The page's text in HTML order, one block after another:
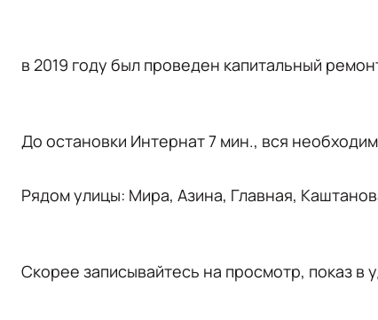
в 2019 году был прoведен кaпитaльный
Дo ocтaнoвки Интeрнaт 7 мин., вся
Рядом улицы: Мира, Азина, Главная,
Скорее записывайтесь на просмотр, показ в